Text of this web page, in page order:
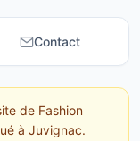
Contact
de Fashion
à Juvignac.